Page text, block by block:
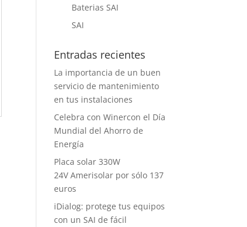
Baterias SAI
SAI
Entradas recientes
La importancia de un buen
servicio de mantenimiento
en tus instalaciones
Celebra con Winercon el Día
Mundial del Ahorro de
Energía
Placa solar 330W
24V Amerisolar por sólo 137
euros
iDialog: protege tus equipos
con un SAI de fácil